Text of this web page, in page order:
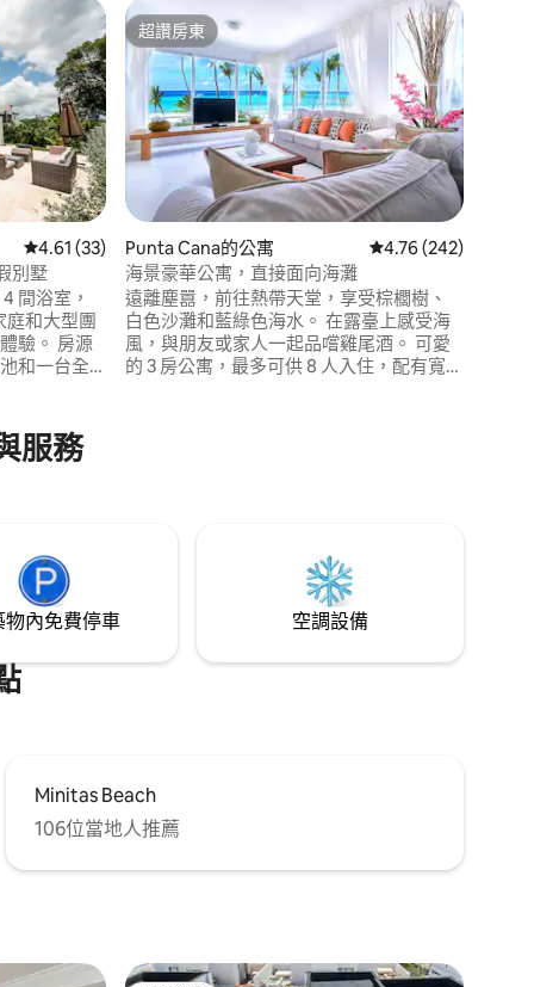
分）
從 33 則評價中獲得 4.61 的平均評分（滿分 5 分）
4.61 (33)
別墅
間浴室，
庭和大型團
驗。 房源
和一台全
非常適合
超讚房東
超讚房東
Punta Cana的公寓 從 242 則評價中獲得
4.76 (242)
海景豪華公寓，直接面向海灘
遠離塵囂，前往熱帶天堂，享受棕櫚樹、
白色沙灘和藍綠色海水。 在露臺上感受海
風，與朋友或家人一起品嚐雞尾酒。 可愛
的 3 房公寓，最多可供 8 人入住，配有寬敞
服務
物內免費停車 空調設備
Minitas Beach
106位當地人推薦